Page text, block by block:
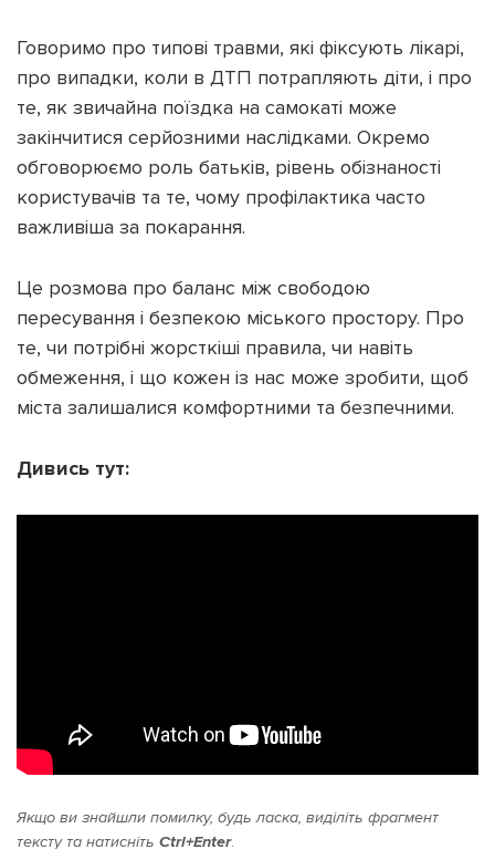
Говоримо про типові травми, які фіксують лікарі,
про випадки, коли в ДТП потрапляють діти, і про
те, як звичайна поїздка на самокаті може
закінчитися серйозними наслідками. Окремо
обговорюємо роль батьків, рівень обізнаності
користувачів та те, чому профілактика часто
важливіша за покарання.
Це розмова про баланс між свободою
пересування і безпекою міського простору. Про
те, чи потрібні жорсткіші правила, чи навіть
обмеження, і що кожен із нас може зробити, щоб
міста залишалися комфортними та безпечними.
Дивись тут:
Якщо ви знайшли помилку, будь ласка, виділіть фрагмент
тексту та натисніть Ctrl+Enter.